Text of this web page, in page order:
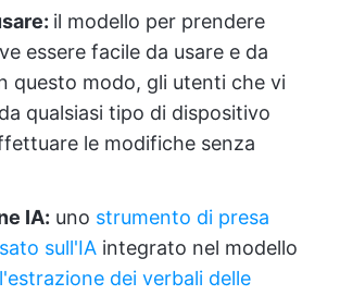
il modello per prendere
essere facile da usare e da
questo modo, gli utenti che vi
qualsiasi tipo di dispositivo
le modifiche senza
IA: uno strumento di presa
sull'IA integrato nel modello
l'estrazione dei verbali delle